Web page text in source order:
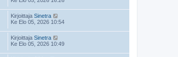
Kirjoittaja Sinetra
Ke Elo 05, 2026 10:54
Kirjoittaja Sinetra
Ke Elo 05, 2026 10:49